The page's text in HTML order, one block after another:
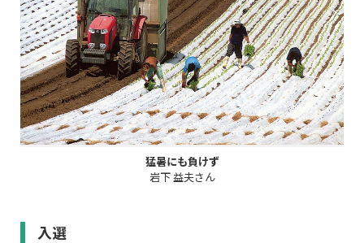
猛暑にも負けず
岩下 益夫さん
入選